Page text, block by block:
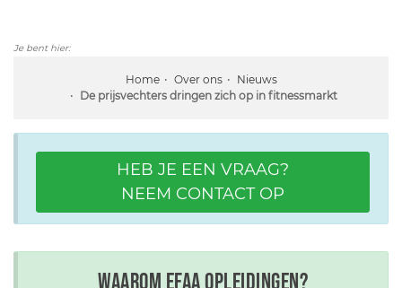
Je bent hier:
Home Over ons
Nieuws
De prijsvechters dringen zich op in fitnessmarkt
HEB JE EEN VRAAG?
NEEM CONTACT OP